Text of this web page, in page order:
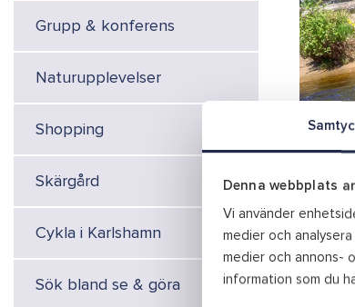
Denna webbplats
Vi använder
medier och
medier och annons-
information som du
Grupp & konferens
Naturupplevelser
Shopping
Skärgård
Cykla i Karlshamn
Sök bland se & göra
varje år
önskar
visas